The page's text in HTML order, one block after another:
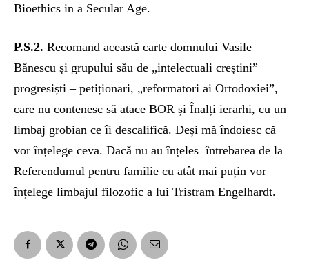
Bioethics in a Secular Age.
P.S.2. Recomand această carte domnului Vasile
Bănescu și grupului său de „intelectuali creștini”
progresiști – petiționari, „reformatori ai Ortodoxiei”,
care nu contenesc să atace BOR și Înalți ierarhi, cu un
limbaj grobian ce îi descalifică. Deși mă îndoiesc că
vor înțelege ceva. Dacă nu au înțeles întrebarea de la
Referendumul pentru familie cu atât mai puțin vor
înțelege limbajul filozofic a lui Tristram Engelhardt.